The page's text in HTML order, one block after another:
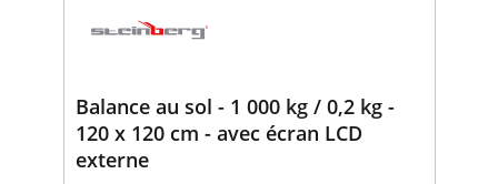
Balance au sol - 1 000 kg / 0,2 kg -
120 x 120 cm - avec écran LCD
externe